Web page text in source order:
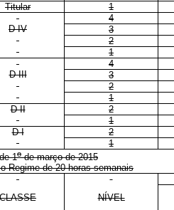
Titular
1
4
D IV
3
2
1
4
D III
3
2
1
D II
2
1
D I
2
1
1ode março de 2015
Regime de 20 horas semanais
CLASSE
NÍVEL